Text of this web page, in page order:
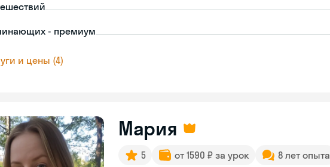
- премиум
и цены (4)
Мария
5 от 1590 ₽ за урок 8 лет опыта